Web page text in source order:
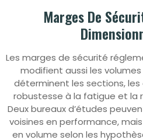
Marges De
Les marges de sécurité
modifient aussi les volumes
déterminent les sections, les
robustesse à la fatigue et la
Deux bureaux d’études
voisines en performance,
en volume selon les